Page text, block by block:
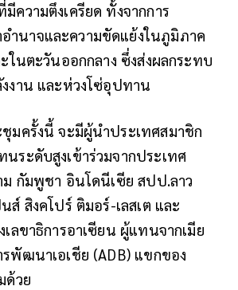
ความตึงเครียด ทั้งจากการ
ำนาจและความขัดแย้งในภูมิภาค
ในตะวันออกกลาง ซึ่งส่งผลกระทบ
งาน และห่วงโซ่อุปทาน
มครั้งนี้ จะมีผู้นำประเทศสมาชิก
ระดับสูงเข้าร่วมจากประเทศ
ม กัมพูชา อินโดนีเซีย สปป.ลาว
ส์ สิงคโปร์ ติมอร์-เลสเต และ
เลขาธิการอาเซียน ผู้แทนจากเมีย
พัฒนาเอเชีย (ADB) แขกของ
ด้วย